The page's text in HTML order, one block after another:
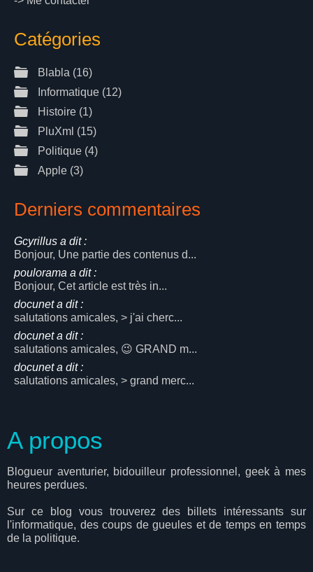
Catégories
Blabla (16)
Informatique (12)
Histoire (1)
PluXml (15)
Politique (4)
Apple (3)
Derniers commentaires
Gcyrillus a dit :
Bonjour, Une partie des contenus d...
poulorama a dit :
Bonjour, Cet article est très in...
docunet a dit :
salutations amicales, > j'ai cherc...
docunet a dit :
salutations amicales, 😉 GRAND m...
docunet a dit :
salutations amicales, > grand merc...
A propos
Blogueur aventurier, bidouilleur professionnel, geek à mes
heures perdues.
Sur ce blog vous trouverez des billets intéressants sur
l'informatique, des coups de gueules et de temps en temps
de la politique.